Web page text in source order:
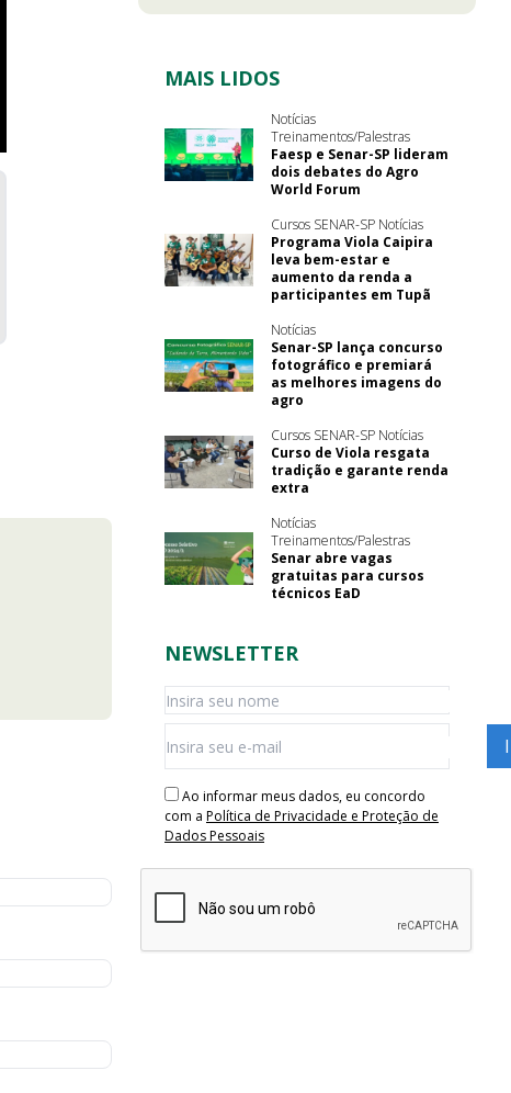
MAIS LIDOS
Notícias
Treinamentos/Palestras
Faesp e Senar-SP lideram
dois debates do Agro
World Forum
Cursos SENAR-SP Notícias
Programa Viola Caipira
leva bem-estar e
aumento da renda a
participantes em Tupã
Notícias
Senar-SP lança concurso
fotográfico e premiará
as melhores imagens do
agro
Cursos SENAR-SP Notícias
Curso de Viola resgata
tradição e garante renda
extra
Notícias
Treinamentos/Palestras
Senar abre vagas
gratuitas para cursos
técnicos EaD
NEWSLETTER
Ao informar meus dados, eu concordo
com a Política de Privacidade e Proteção de
Dados Pessoais